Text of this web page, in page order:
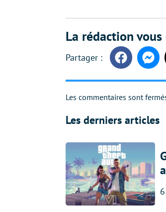
La rédaction
Facebook
Les commentaires sont
Les derniers articles